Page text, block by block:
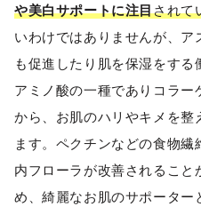
や美白サポートに注目されて
いわけではありませんが、
も促進したり肌を保湿をする
アミノ酸の一種でありコラ
から、お肌のハリやキメを整
ます。ペクチンなどの食物
内フローラが改善されること
め、綺麗なお肌のサポーター